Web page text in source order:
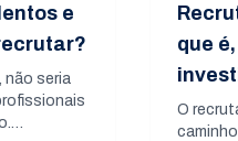
e
não seria
que
O